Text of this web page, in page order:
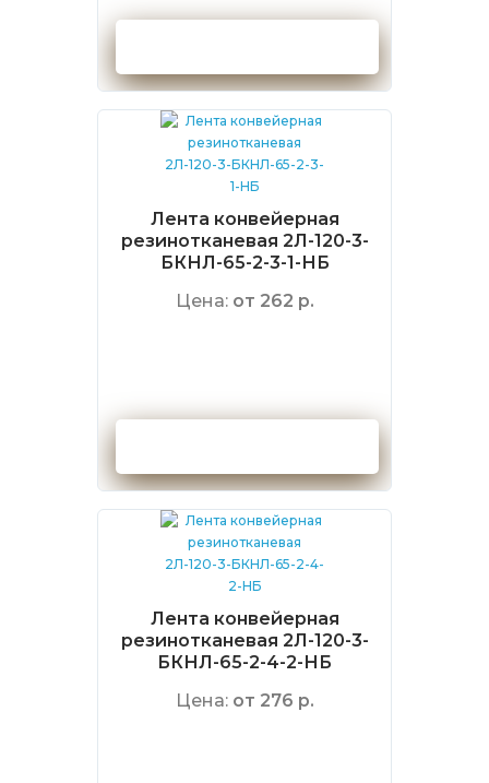
Лента конвейерная
резинотканевая 2Л-120-3-
БКНЛ-65-2-3-1-НБ
Цена: от 262 р.
Лента конвейерная
резинотканевая 2Л-120-3-
БКНЛ-65-2-4-2-НБ
Цена: от 276 р.